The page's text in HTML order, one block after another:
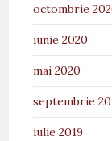
octombrie
iunie 2020
mai 2020
septembrie
iulie 2019